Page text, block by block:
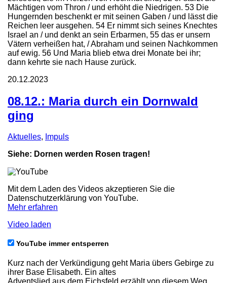
Mächtigen vom Thron / und erhöht die Niedrigen. 53 Die
Hungernden beschenkt er mit seinen Gaben / und lässt die
Reichen leer ausgehen. 54 Er nimmt sich seines Knechtes
Israel an / und denkt an sein Erbarmen, 55 das er unsern
Vätern verheißen hat, / Abraham und seinen Nachkommen
auf ewig. 56 Und Maria blieb etwa drei Monate bei ihr;
dann kehrte sie nach Hause zurück.
20.12.2023
08.12.: Maria durch ein Dornwald
ging
Aktuelles, Impuls
Siehe: Dornen werden Rosen tragen!
Mit dem Laden des Videos akzeptieren Sie die
Datenschutzerklärung von YouTube.
Mehr erfahren
Video laden
YouTube immer entsperren
Kurz nach der Verkündigung geht Maria übers Gebirge zu
ihrer Base Elisabeth. Ein altes